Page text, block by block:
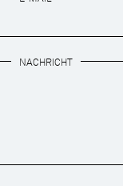
NACHRICHT